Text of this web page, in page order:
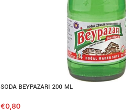
SODA BEYPAZARI 200 ML
€0,80